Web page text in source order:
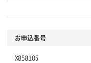
お申込番号
X858105